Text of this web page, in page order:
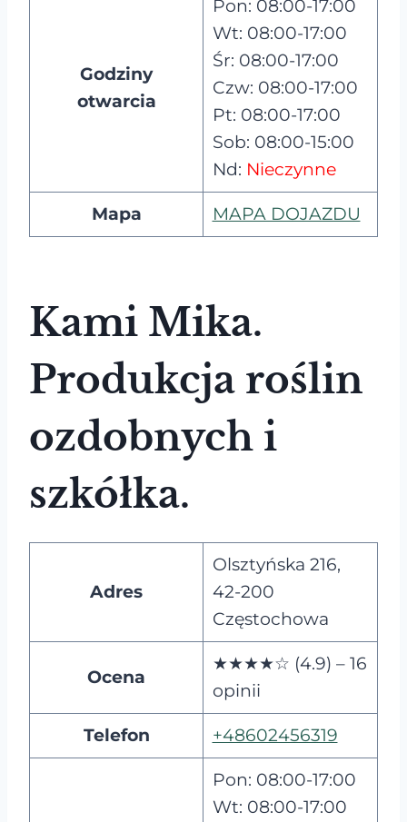
Godziny
otwarcia
Pon: 08:00-17:00
Wt: 08:00-17:00
Śr: 08:00-17:00
Czw: 08:00-17:00
Pt: 08:00-17:00
Sob: 08:00-15:00
Nd: Nieczynne
Mapa MAPA DOJAZDU
Kami Mika.
Produkcja roślin
ozdobnych i
szkółka.
Adres
Olsztyńska 216,
42-200
Częstochowa
Ocena
★★★★☆ (4.9) – 16
opinii
Telefon +48602456319
Pon: 08:00-17:00
Wt: 08:00-17:00